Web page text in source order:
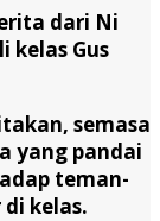
dari Ni
kelas Gus
semasa
yang pandai
teman-
kelas.